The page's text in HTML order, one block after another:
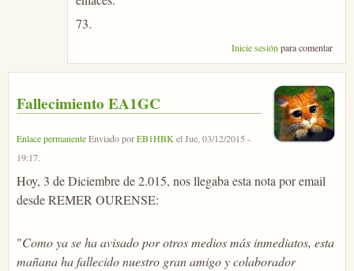
73.
Inicie sesión para comentar
Fallecimiento EA1GC
Enlace permanenteEnviado porEB1HBK elJue, 03/12/2015 -
19:17.
Hoy, 3 de Diciembre de 2.015, nos llegaba esta nota por email
desde REMER OURENSE:
"Como ya se ha avisado por otros medios más inmediatos, esta
mañana ha fallecido nuestro gran amigo y colaborador